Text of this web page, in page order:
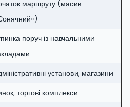
маршруту (масив
поруч із навчальними
установи, магазини
торгові комплекси